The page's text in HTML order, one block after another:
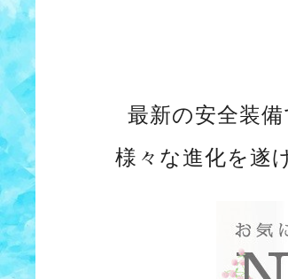
最新の安全装備
様々な進化を遂